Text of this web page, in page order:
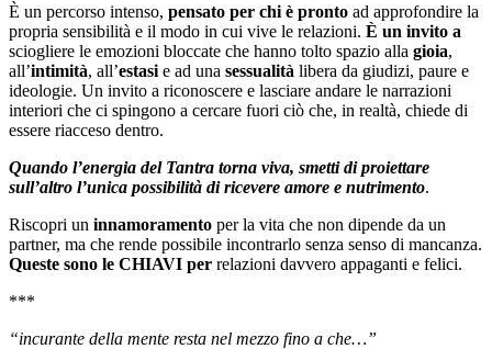
È un percorso intenso, pensato per chi è pronto ad approfondire la
propria sensibilità e il modo in cui vive le relazioni. È un invito a
sciogliere le emozioni bloccate che hanno tolto spazio alla gioia,
all’intimità, all’estasi e ad una sessualità libera da giudizi, paure e
ideologie. Un invito a riconoscere e lasciare andare le narrazioni
interiori che ci spingono a cercare fuori ciò che, in realtà, chiede di
essere riacceso dentro.
Quando l’energia del Tantra torna viva, smetti di proiettare
sull’altro l’unica possibilità di ricevere amore e nutrimento.
Riscopri un innamoramento per la vita che non dipende da un
partner, ma che rende possibile incontrarlo senza senso di mancanza.
Queste sono le CHIAVI per relazioni davvero appaganti e felici.
***
“incurante della mente resta nel mezzo fino a che…”